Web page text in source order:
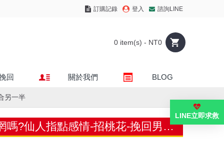
訂購記錄 登入 諮詢LINE
0 item(s) - NT0
回 關於我們 BLOG
另一半
感情迷惘嗎?仙人指點感情-招桃花-挽回男友-復合另一半
LINE立即求救